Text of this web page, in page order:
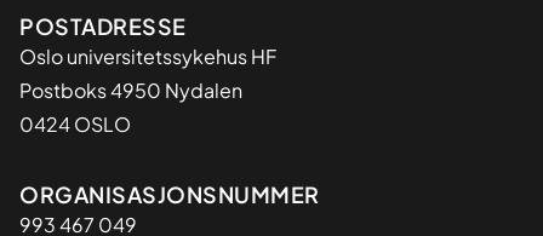
Adresse
POSTADRESSE
Oslo universitetssykehus HF
Postboks 4950 Nydalen
0424 OSLO
Organisasjon
ORGANISASJONSNUMMER
993 467 049